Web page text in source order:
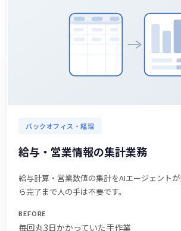
バックオフィス・経理
給与・営業情報の集計業務
給与計算・営業数値の集計をAIエージェント
ら完了まで人の手は不要です。
BEFORE
毎回丸3日かかっていた手作業